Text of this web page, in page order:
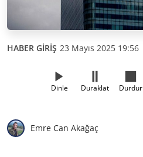
HABER GİRİŞ 23 Mayıs 2025 19:56
Dinle Duraklat Durdur
Emre Can Akağaç